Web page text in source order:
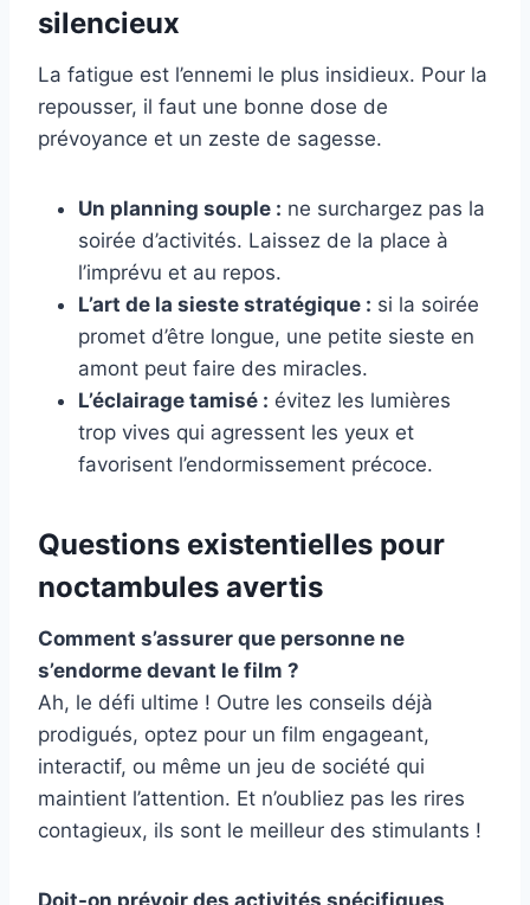
silencieux
La fatigue est l’ennemi le plus insidieux. Pour la
repousser, il faut une bonne dose de
prévoyance et un zeste de sagesse.
Un planning souple : ne surchargez pas la
soirée d’activités. Laissez de la place à
l’imprévu et au repos.
L’art de la sieste stratégique : si la soirée
promet d’être longue, une petite sieste en
amont peut faire des miracles.
L’éclairage tamisé : évitez les lumières
trop vives qui agressent les yeux et
favorisent l’endormissement précoce.
Questions existentielles pour
noctambules avertis
Comment s’assurer que personne ne
s’endorme devant le film ?
Ah, le défi ultime ! Outre les conseils déjà
prodigués, optez pour un film engageant,
interactif, ou même un jeu de société qui
maintient l’attention. Et n’oubliez pas les rires
contagieux, ils sont le meilleur des stimulants !